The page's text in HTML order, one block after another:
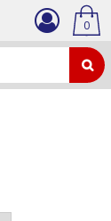
0